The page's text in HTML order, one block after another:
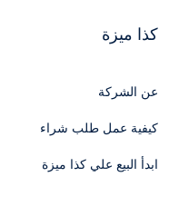
كذا ميزة
عن الشركة
كيفية عمل طلب شراء
ابدأ البيع علي كذا ميزة